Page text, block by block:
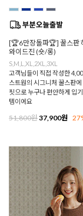
[🏆6만장돌파🏆] 꿀스판
와이드진 (숏/롱)
S,M,L,XL,2XL,3XL
고객님들이 직접 작성한
스트원의 시그니처 꿀스판
핏으로 누구나 편안하게 입
템이에요
51,800원37,900원